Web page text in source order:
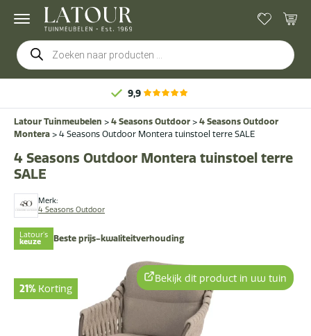
Producten
zoeken
Latour Tuinmeubelen > 4 Seasons Outdoor > 4 Seasons Outdoor
Montera > 4 Seasons Outdoor Montera tuinstoel terre SALE
Merk:
4 Seasons Outdoor
4 Seasons Outdoor Montera tuinstoel terre
SALE
Latour's
keuze Beste prijs-kwaliteitverhouding
21% Korting
Bekijk dit product in uw tuin